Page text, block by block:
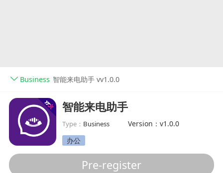
Business 智能来电助手 vv1.0.0
智能来电助手
Type： Business
Version：v1.0.0
办公
Pre-register